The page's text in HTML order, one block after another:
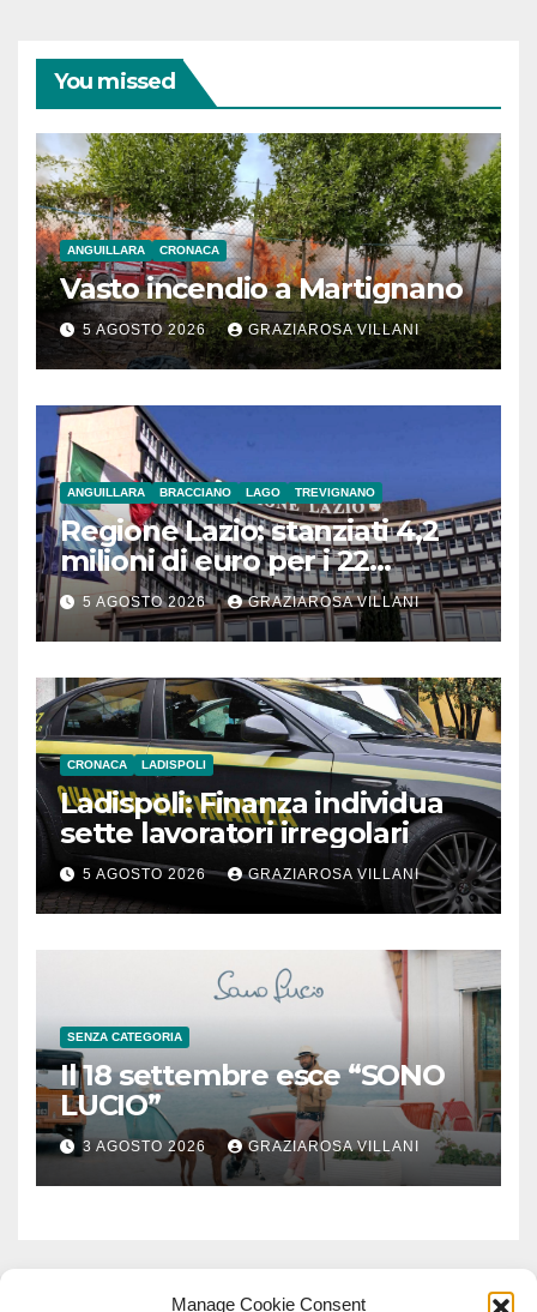
Manage Cookie Consent
You missed
ANGUILLARA CRONACA
Vasto incendio a Martignano
5 AGOSTO 2026 GRAZIAROSA VILLANI
ANGUILLARA BRACCIANO LAGO TREVIGNANO
Regione Lazio: stanziati 4,2
milioni di euro per i 22
Comuni dell’Etruria
Meridionale
5 AGOSTO 2026 GRAZIAROSA VILLANI
CRONACA LADISPOLI
Ladispoli: Finanza individua
sette lavoratori irregolari
5 AGOSTO 2026 GRAZIAROSA VILLANI
SENZA CATEGORIA
Il 18 settembre esce “SONO
LUCIO”
3 AGOSTO 2026 GRAZIAROSA VILLANI